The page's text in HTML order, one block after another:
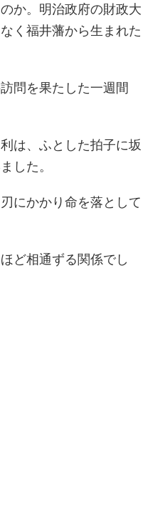
か。明治政府の財政大
く福井藩から生まれた
問を果たした一週間
は、ふとした拍子に坂
した。
にかかり命を落として
ど相通ずる関係でし